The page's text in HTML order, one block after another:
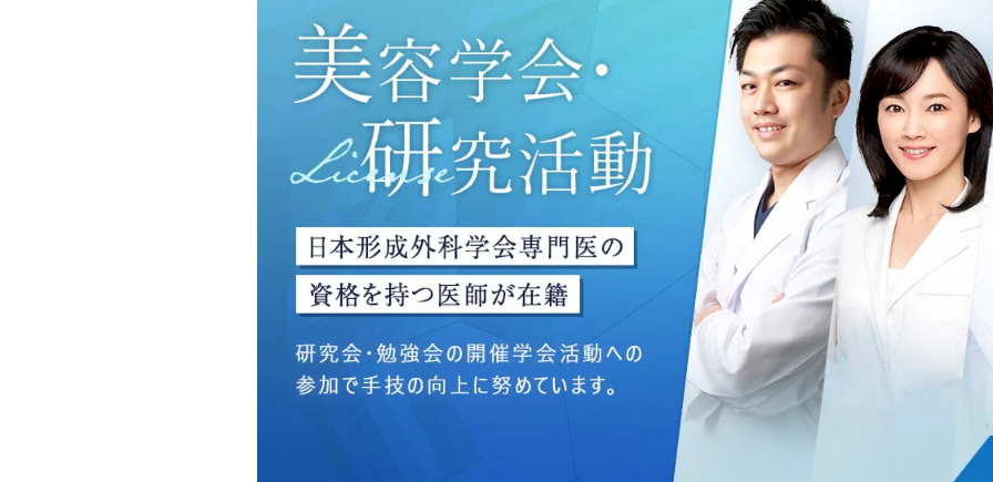
・お問い合わせ又はご意見の内容確認及びその対応のため
・患者様のサービス利用状況の分析及び症例研究のため
・広告、宣伝、マーケティングのため
【個人情報の管理体制について】
TCBグループは、取り扱う個人情報を、厳正な管理の下に蓄積・保管し、当該個人情報
壊・改ざんおよび漏洩等を防止するため、必要かつ適切な組織的・人的・物理的・技術的
【個人情報の共同利用について】
TCBグループは、【利用目的】達成に必要な範囲で、取得情報を共同して利用することが
なお、共同利用にあたっては、一般社団法人メディカルアライアンスが個人情報の管理に
東京都港区西新橋3-25-33 フロンティア御成門7F
一般社団法人メディカルアライアンス